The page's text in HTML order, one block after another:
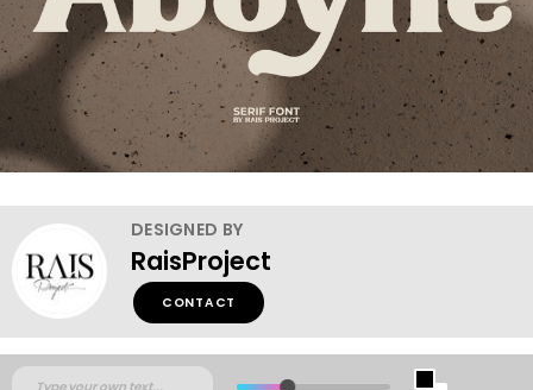
DESIGNED BY
RaisProject
CONTACT